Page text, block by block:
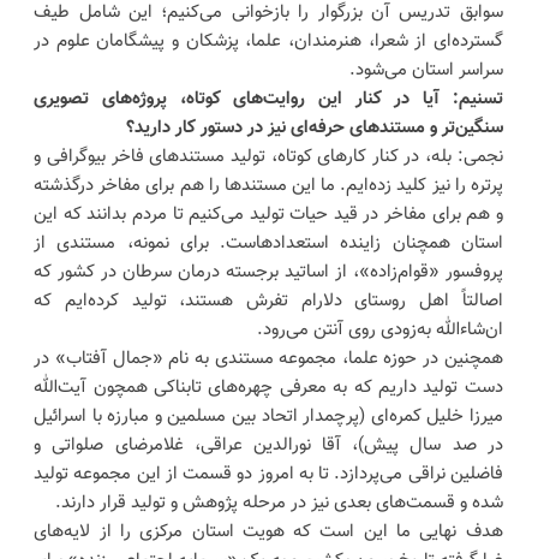
سوابق تدریس آن بزرگوار را بازخوانی می‌کنیم؛ این شامل طیف
گسترده‌ای از شعرا، هنرمندان، علما، پزشکان و پیشگامان علوم در
سراسر استان می‌شود.
تسنیم: آیا در کنار این روایت‌های کوتاه، پروژه‌های تصویری
سنگین‌تر و مستندهای حرفه‌ای نیز در دستور کار دارید؟
نجمی: بله، در کنار کارهای کوتاه، تولید مستندهای فاخر بیوگرافی و
پرتره را نیز کلید زده‌ایم. ما این مستندها را هم برای مفاخر درگذشته
و هم برای مفاخر در قید حیات تولید می‌کنیم تا مردم بدانند که این
استان همچنان زاینده استعدادهاست. برای نمونه، مستندی از
پروفسور «قوام‌زاده»، از اساتید برجسته درمان سرطان در کشور که
اصالتاً اهل روستای دلارام تفرش هستند، تولید کرده‌ایم که
ان‌شاءالله به‌زودی روی آنتن می‌رود.
همچنین در حوزه علما، مجموعه مستندی به نام «جمال آفتاب» در
دست تولید داریم که به معرفی چهره‌های تابناکی همچون آیت‌الله
میرزا خلیل کمره‌ای (پرچمدار اتحاد بین مسلمین و مبارزه با اسرائیل
در صد سال پیش)، آقا نورالدین عراقی، غلامرضای صلواتی و
فاضلین نراقی می‌پردازد. تا به امروز دو قسمت از این مجموعه تولید
شده و قسمت‌های بعدی نیز در مرحله پژوهش و تولید قرار دارند.
هدف نهایی ما این است که هویت استان مرکزی را از لایه‌های